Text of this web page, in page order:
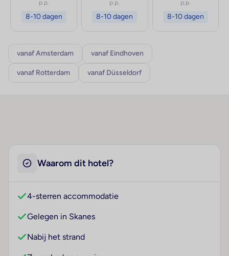
p.p.
8-10 dagen
p.p.
8-10 dagen
p.p.
8-10 dagen
vanaf Amsterdam vanaf Eindhoven
vanaf Rotterdam vanaf Düsseldorf
Waarom dit hotel?
4-sterren accommodatie
Gelegen in Skanes
Nabij het strand